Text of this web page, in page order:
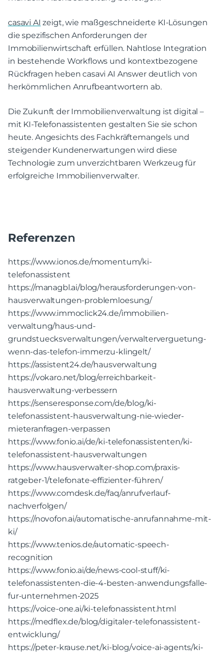
casavi AI zeigt, wie maßgeschneiderte KI-Lösungen
die spezifischen Anforderungen der
Immobilienwirtschaft erfüllen. Nahtlose Integration
in bestehende Workflows und kontextbezogene
Rückfragen heben casavi AI Answer deutlich von
herkömmlichen Anrufbeantwortern ab.
Die Zukunft der Immobilienverwaltung ist digital –
mit KI-Telefonassistenten gestalten Sie sie schon
heute. Angesichts des Fachkräftemangels und
steigender Kundenerwartungen wird diese
Technologie zum unverzichtbaren Werkzeug für
erfolgreiche Immobilienverwalter.
Referenzen
https://www.ionos.de/momentum/ki-
telefonassistent
https://managbl.ai/blog/herausforderungen-von-
hausverwaltungen-problemloesung/
https://www.immoclick24.de/immobilien-
verwaltung/haus-und-
grundstuecksverwaltungen/verwalterverguetung-
wenn-das-telefon-immerzu-klingelt/
https://assistent24.de/hausverwaltung
https://vokaro.net/blog/erreichbarkeit-
hausverwaltung-verbessern
https://senseresponse.com/de/blog/ki-
telefonassistent-hausverwaltung-nie-wieder-
mieteranfragen-verpassen
https://www.fonio.ai/de/ki-telefonassistenten/ki-
telefonassistent-hausverwaltungen
https://www.hausverwalter-shop.com/praxis-
ratgeber-1/telefonate-effizienter-führen/
https://www.comdesk.de/faq/anrufverlauf-
nachverfolgen/
https://novofon.ai/automatische-anrufannahme-mit-
ki/
https://www.tenios.de/automatic-speech-
recognition
https://www.fonio.ai/de/news-cool-stuff/ki-
telefonassistenten-die-4-besten-anwendungsfalle-
fur-unternehmen-2025
https://voice-one.ai/ki-telefonassistent.html
https://medflex.de/blog/digitaler-telefonassistent-
entwicklung/
https://peter-krause.net/ki-blog/voice-ai-agents/ki-